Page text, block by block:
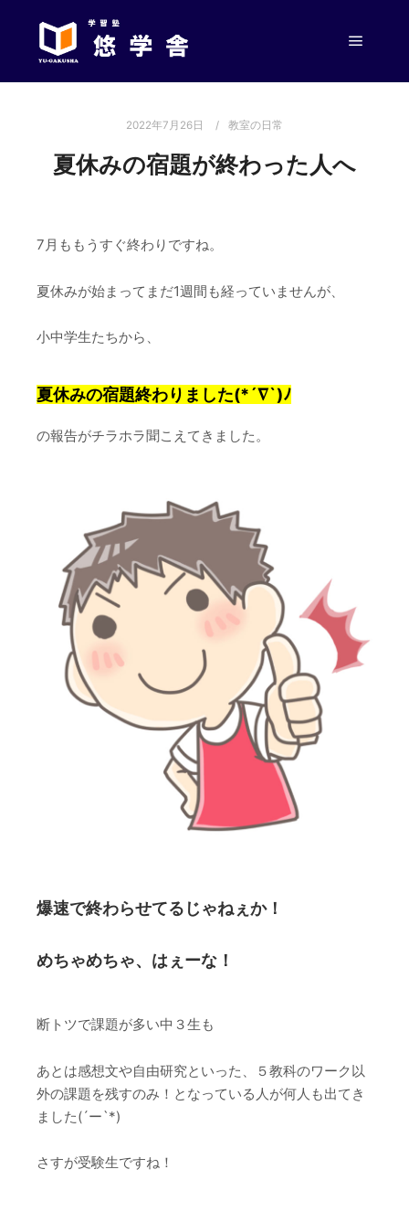
2022年7月26日 教室の日常
夏休みの宿題が終わった人へ
7月ももうすぐ終わりですね。
夏休みが始まってまだ1週間も経っていませんが、
小中学生たちから、
夏休みの宿題終わりました(*´∇`)ﾉ
の報告がチラホラ聞こえてきました。
爆速で終わらせてるじゃねぇか！
めちゃめちゃ、はぇーな！
断トツで課題が多い中３生も
あとは感想文や自由研究といった、５教科のワーク以
外の課題を残すのみ！となっている人が何人も出てき
ました(´ー`*)
さすが受験生ですね！